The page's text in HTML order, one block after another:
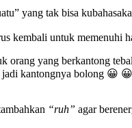
yang tak bisa
kembali untuk memenuhi
orang yang berkantong
jadi kantongnya bolong 😀
“ruh” agar